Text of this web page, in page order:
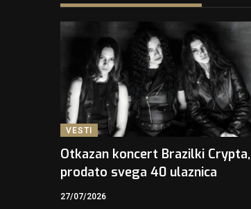
VESTI
Otkazan koncert Brazilki Crypta,
prodato svega 40 ulaznica
27/07/2026